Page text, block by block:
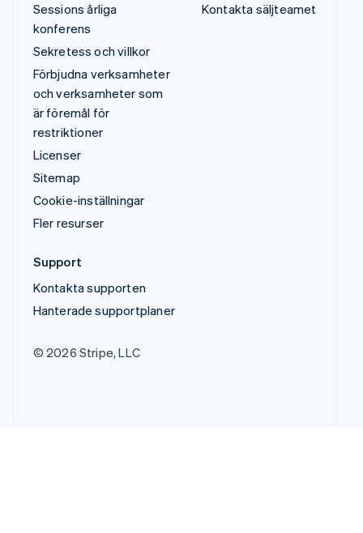
Sessions årliga
konferens
Sekretess och villkor
Förbjudna verksamheter
och verksamheter som
är föremål för
restriktioner
Licenser
Sitemap
Cookie-inställningar
Fler resurser
Kontakta säljteamet
Support
Kontakta supporten
Hanterade supportplaner
© 2026 Stripe, LLC